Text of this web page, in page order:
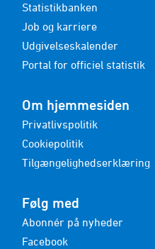
Statistikbanken
Job og karriere
Udgivelseskalender
Portal for officiel statistik
Om hjemmesiden
Privatlivspolitik
Cookiepolitik
Tilgængelighedserklæring
Følg med
Abonnér på nyheder
Facebook